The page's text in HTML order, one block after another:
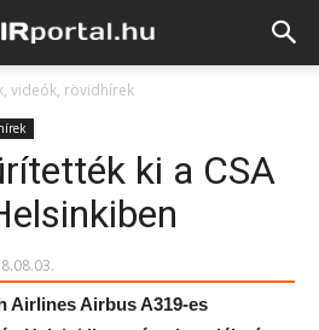
videók, rövidhírek
ki a CSA
Airlines Airbus A319-es